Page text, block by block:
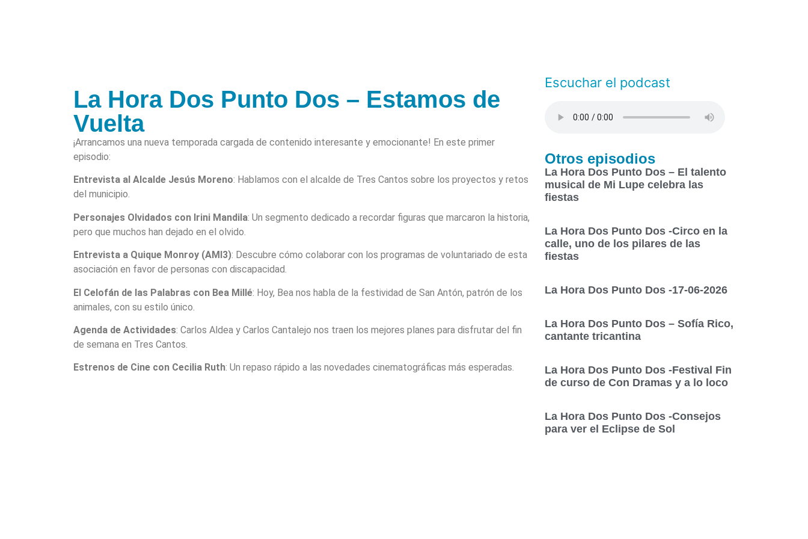
La Hora Dos Punto Dos – Estamos de
Vuelta
¡Arrancamos una nueva temporada cargada de contenido interesante y emocionante! En este primer
episodio:
Entrevista al Alcalde Jesús Moreno: Hablamos con el alcalde de Tres Cantos sobre los proyectos y retos
del municipio.
Personajes Olvidados con Irini Mandila: Un segmento dedicado a recordar figuras que marcaron la historia,
pero que muchos han dejado en el olvido.
Entrevista a Quique Monroy (AMI3): Descubre cómo colaborar con los programas de voluntariado de esta
asociación en favor de personas con discapacidad.
El Celofán de las Palabras con Bea Millé: Hoy, Bea nos habla de la festividad de San Antón, patrón de los
animales, con su estilo único.
Agenda de Actividades: Carlos Aldea y Carlos Cantalejo nos traen los mejores planes para disfrutar del fin
de semana en Tres Cantos.
Estrenos de Cine con Cecilia Ruth: Un repaso rápido a las novedades cinematográficas más esperadas.
Escuchar el podcast
Otros episodios
La Hora Dos Punto Dos – El talento
musical de Mi Lupe celebra las
fiestas
La Hora Dos Punto Dos -Circo en la
calle, uno de los pilares de las
fiestas
La Hora Dos Punto Dos -17-06-2026
La Hora Dos Punto Dos – Sofía Rico,
cantante tricantina
La Hora Dos Punto Dos -Festival Fin
de curso de Con Dramas y a lo loco
La Hora Dos Punto Dos -Consejos
para ver el Eclipse de Sol